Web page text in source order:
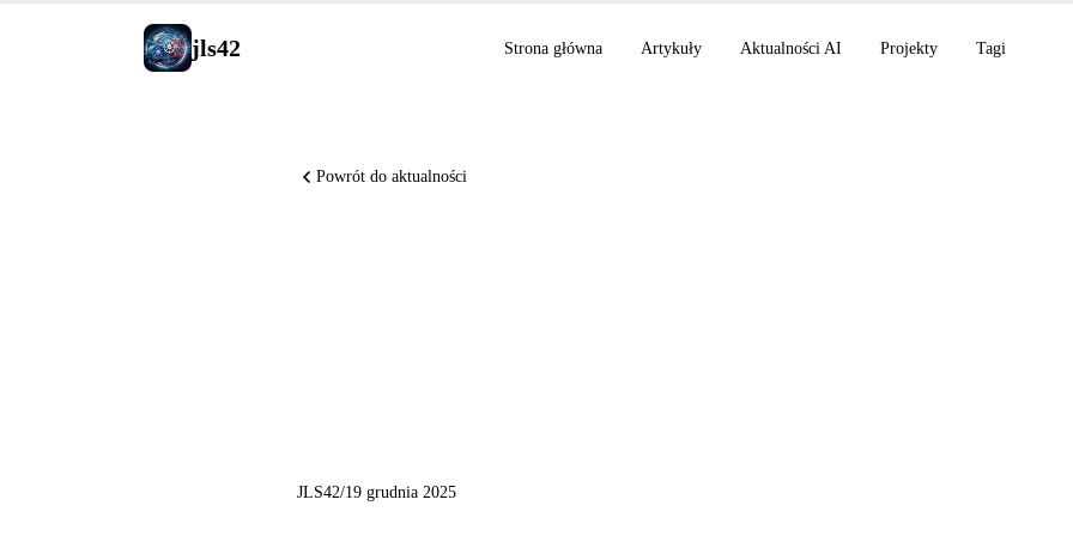
jls42 Strona główna Artykuły Aktualności AI Projekty Tagi
Powrót do aktualności
JLS42/19 grudnia 2025